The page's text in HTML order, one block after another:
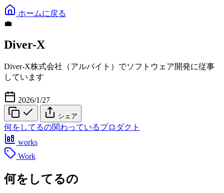
ホームに戻る
💼
Diver-X
Diver-X株式会社（アルバイト）でソフトウェア開発に従事
しています
2026/1/27
シェア
何をしてるの関わっているプロダクト
works
Work
何をしてるの